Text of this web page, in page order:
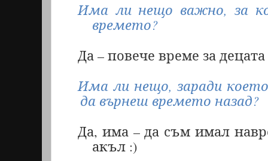
Има ли нещо важно, за
времето?
Да – повече време за
Има ли нещо, заради
да върнеш времето назад?
Да, има –да съм имал
акъл :)